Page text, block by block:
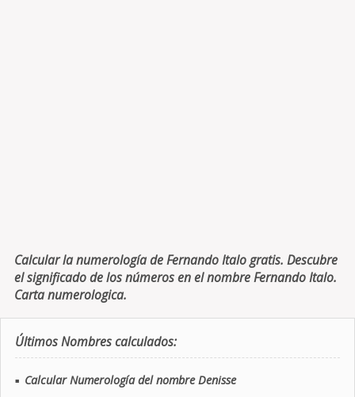
Calcular la numerología de Fernando Italo gratis. Descubre
el significado de los números en el nombre Fernando Italo.
Carta numerologica.
Últimos Nombres calculados:
■ Calcular Numerología del nombre Denisse